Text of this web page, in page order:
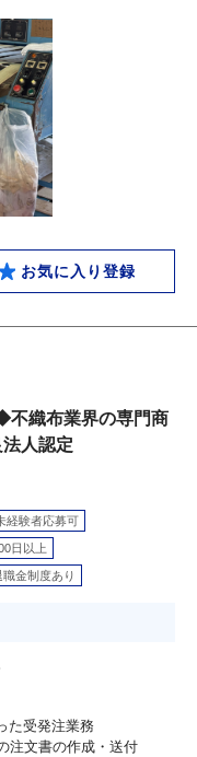
お気に入り登録
不織布業界の専門商
人認定
経験者応募可
日以上
職金制度あり
た受発注業務
注文書の作成・送付